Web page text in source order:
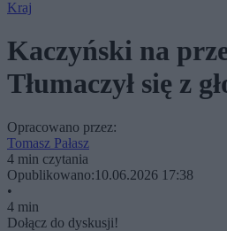
Kraj
Kaczyński na
Tłumaczył się z
Opracowano przez:
Tomasz Pałasz
4 min czytania
Opublikowano:10.06.2026 17:38
•
4 min
Dołącz do dyskusji!